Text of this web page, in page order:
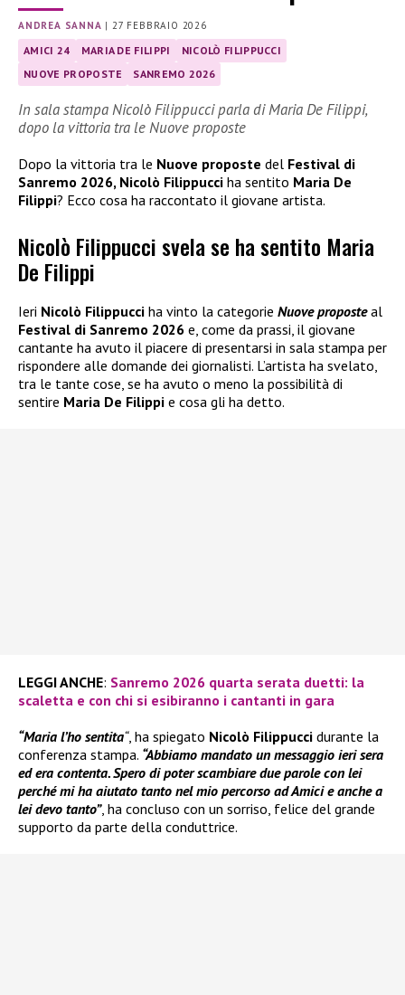
ANDREA SANNA | 27 FEBBRAIO 2026
AMICI 24 MARIA DE FILIPPI
NICOLÒ FILIPPUCCI
NUOVE PROPOSTE
SANREMO 2026
In sala stampa Nicolò Filippucci parla di Maria De Filippi,
dopo la vittoria tra le Nuove proposte
Dopo la vittoria tra le Nuove proposte del Festival di
Sanremo 2026, Nicolò Filippucci ha sentito Maria De
Filippi? Ecco cosa ha raccontato il giovane artista.
Nicolò Filippucci svela se ha sentito Maria
De Filippi
Ieri Nicolò Filippucci ha vinto la categorie Nuove proposteal
Festival di Sanremo 2026 e, come da prassi, il giovane
cantante ha avuto il piacere di presentarsi in sala stampa per
rispondere alle domande dei giornalisti. L’artista ha svelato,
tra le tante cose, se ha avuto o meno la possibilità di
sentire Maria De Filippi e cosa gli ha detto.
LEGGI ANCHE: Sanremo 2026 quarta serata duetti: la
scaletta e con chi si esibiranno i cantanti in gara
“Maria l’ho sentita“, ha spiegato Nicolò Filippucci durante la
conferenza stampa. “Abbiamo mandato un messaggio ieri sera
ed era contenta. Spero di poter scambiare due parole con lei
perché mi ha aiutato tanto nel mio percorso ad Amici e anche a
lei devo tanto”, ha concluso con un sorriso, felice del grande
supporto da parte della conduttrice.